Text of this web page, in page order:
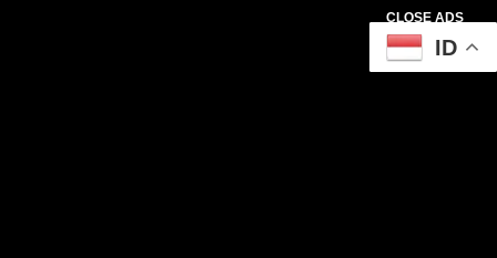
CLOSE ADS
ID